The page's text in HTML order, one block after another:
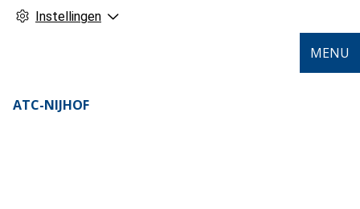
Instellingen
ATC-NIJHOF
MENU